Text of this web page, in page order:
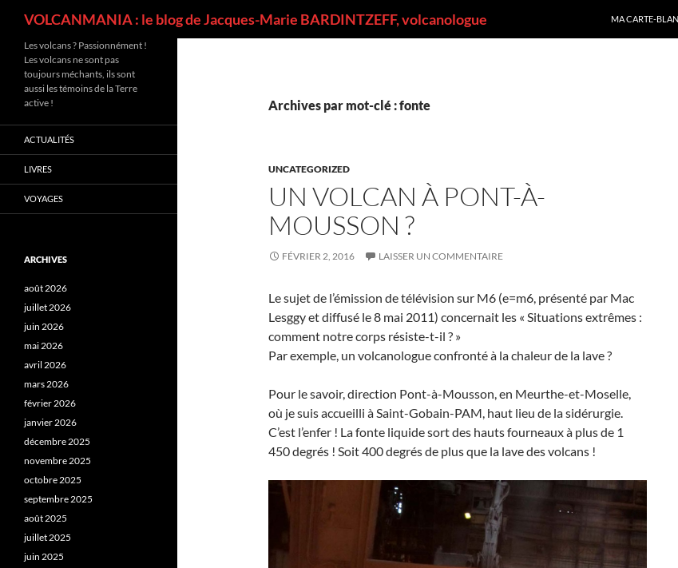
VOLCANMANIA : le blog de Jacques-Marie BARDINTZEFF, volcanologue
MA CARTE-
Archives par mot-clé : fonte
UNCATEGORIZED
UN VOLCAN À PONT-À-
MOUSSON ?
FÉVRIER 2, 2016 LAISSER UN COMMENTAIRE
Le sujet de l’émission de télévision sur M6 (e=m6, présenté par Mac
Lesggy et diffusé le 8 mai 2011) concernait les « Situations extrêmes :
comment notre corps résiste-t-il ? »
Par exemple, un volcanologue confronté à la chaleur de la lave ?
Pour le savoir, direction Pont-à-Mousson, en Meurthe-et-Moselle,
où je suis accueilli à Saint-Gobain-PAM, haut lieu de la sidérurgie.
C’est l’enfer ! La fonte liquide sort des hauts fourneaux à plus de 1
450 degrés ! Soit 400 degrés de plus que la lave des volcans !
Les volcans ? Passionnément !
Les volcans ne sont pas
toujours méchants, ils sont
aussi les témoins de la Terre
active !
ACTUALITÉS
LIVRES
VOYAGES
ARCHIVES
août 2026
juillet 2026
juin 2026
mai 2026
avril 2026
mars 2026
février 2026
janvier 2026
décembre 2025
novembre 2025
octobre 2025
septembre 2025
août 2025
juillet 2025
juin 2025